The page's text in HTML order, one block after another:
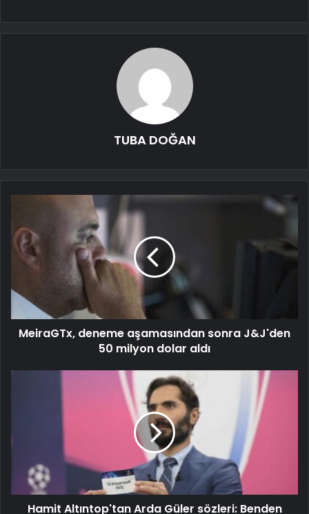
TUBA DOĞAN
MeiraGTx, deneme aşamasından sonra J&J'den
50 milyon dolar aldı
Hamit Altıntop'tan Arda Güler sözleri: Benden